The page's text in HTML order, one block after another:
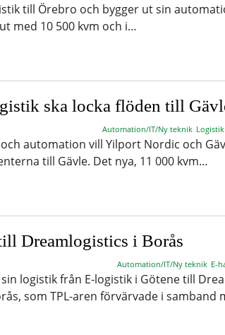
till Örebro och bygger ut sin
med 10 500 kvm och i…
ska locka flöden till
Automation/IT/Ny teknik Logistik
automation vill Yilport Nordic och
till Gävle. Det nya, 11 000 kvm…
Dreamlogistics i Borås
Automation/IT/Ny teknik E-
logistik från E-logistik i Götene till
som TPL-aren förvärvade i samband